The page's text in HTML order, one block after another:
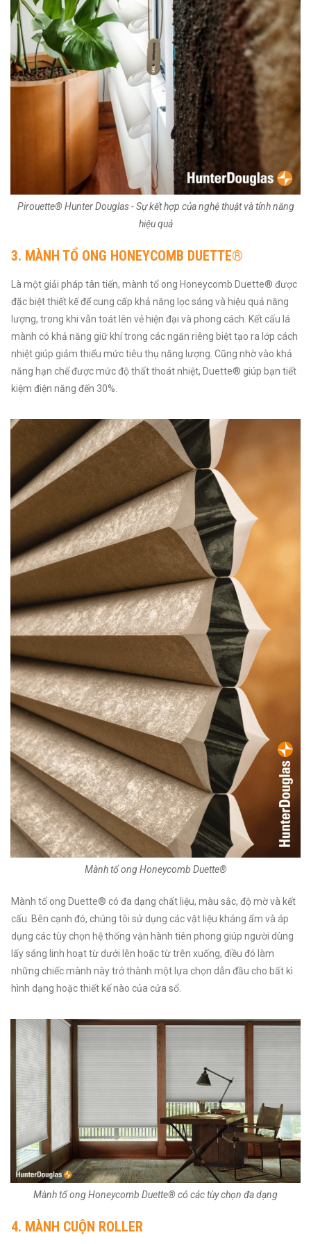
Pirouette® Hunter Douglas - Sự kết hợp của nghệ thuật và tính năng
hiệu quả
3. MÀNH TỔ ONG HONEYCOMB DUETTE®
Là một giải pháp tân tiến, mành tổ ong Honeycomb Duette® được
đặc biệt thiết kế để cung cấp khả năng lọc sáng và hiệu quả năng
lượng, trong khi vẫn toát lên vẻ hiện đại và phong cách. Kết cấu lá
mành có khả năng giữ khí trong các ngăn riêng biệt tạo ra lớp cách
nhiệt giúp giảm thiểu mức tiêu thụ năng lượng. Cũng nhờ vào khả
năng hạn chế được mức độ thất thoát nhiệt, Duette® giúp bạn tiết
kiệm điện năng đến 30%.
Mành tổ ong Honeycomb Duette®
Mành tổ ong Duette® có đa dạng chất liệu, màu sắc, độ mờ và kết
cấu. Bên cạnh đó, chúng tôi sử dụng các vật liệu kháng ẩm và áp
dụng các tùy chọn hệ thống vận hành tiên phong giúp người dùng
lấy sáng linh hoạt từ dưới lên hoặc từ trên xuống, điều đó làm
những chiếc mành này trở thành một lựa chọn dẫn đầu cho bất kì
hình dạng hoặc thiết kế nào của cửa sổ.
Mành tổ ong Honeycomb Duette® có các tùy chọn đa dạng
4. MÀNH CUỘN ROLLER